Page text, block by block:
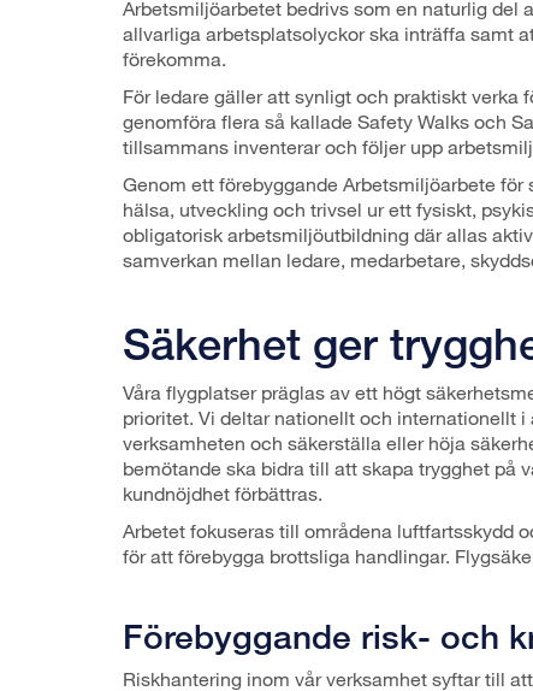
Arbetsmiljöarbetet bedrivs som en naturlig del
allvarliga arbetsplatsolyckor ska inträffa samt
förekomma.
För ledare gäller att synligt och praktiskt verka
genomföra flera så kallade Safety Walks och
tillsammans inventerar och följer upp
Genom ett förebyggande Arbetsmiljöarbete
hälsa, utveckling och trivsel ur ett fysiskt,
obligatorisk arbetsmiljöutbildning där allas
samverkan mellan ledare, medarbetare,
Säkerhet ger
Våra flygplatser präglas av ett högt
prioritet. Vi deltar nationellt och internationellt
verksamheten och säkerställa eller höja
bemötande ska bidra till att skapa trygghet på
kundnöjdhet förbättras.
Arbetet fokuseras till områdena luftfartsskydd
för att förebygga brottsliga handlingar.
Förebyggande risk- och
Riskhantering inom vår verksamhet syftar till